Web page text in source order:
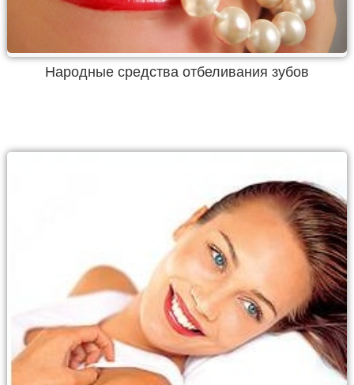
Народные средства отбеливания зубов